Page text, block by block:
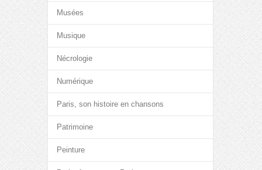
Musées
Musique
Nécrologie
Numérique
Paris, son histoire en chansons
Patrimoine
Peinture